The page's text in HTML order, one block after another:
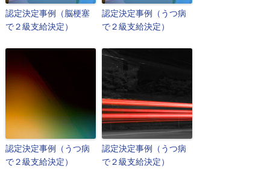
認定決定事例（脳梗塞
で２級支給決定）
認定決定事例（うつ病
で２級支給決定）
認定決定事例（うつ病
で２級支給決定）
認定決定事例（うつ病
で２級支給決定）